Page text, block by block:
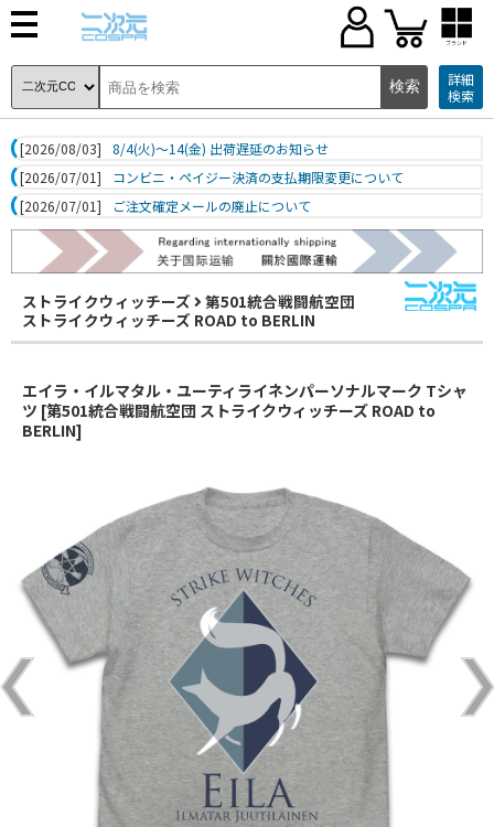
ブランド
詳細
検索
[2026/08/03]
8/4(火)～14(金) 出荷遅延のお知らせ
[2026/07/01]
コンビニ・ペイジー決済の支払期限変更について
[2026/07/01]
ご注文確定メールの廃止について
ストライクウィッチーズ
第501統合戦闘航空団
ストライクウィッチーズ ROAD to BERLIN
エイラ・イルマタル・ユーティライネンパーソナルマーク Tシャ
ツ [第501統合戦闘航空団 ストライクウィッチーズ ROAD to
BERLIN]